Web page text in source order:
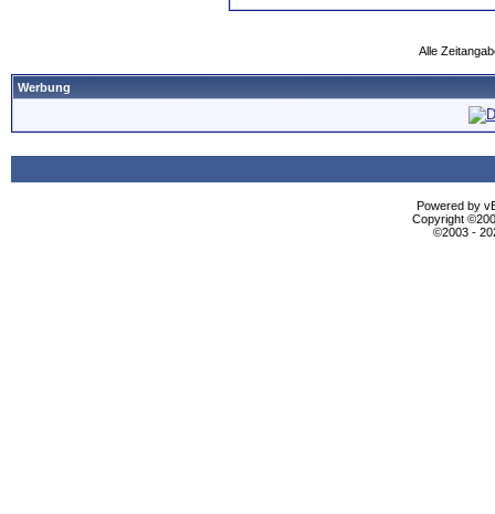
Alle
Werbung
Powered by
Copyright
©2003 -